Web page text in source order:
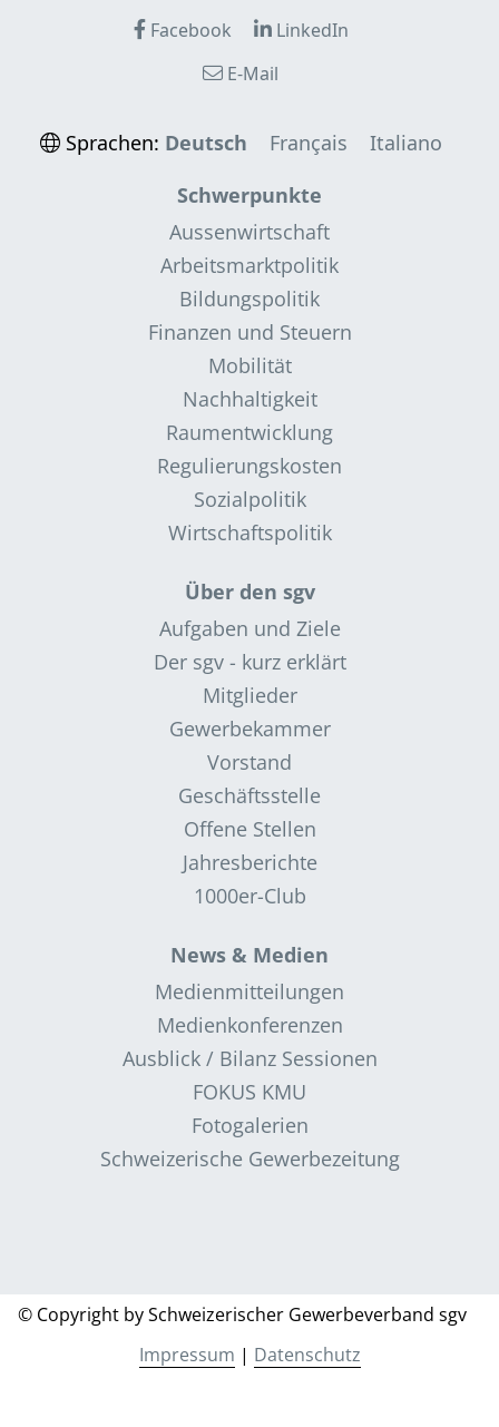
Facebook
LinkedIn
E-Mail
Sprachen: Deutsch Français
Italiano
Schwerpunkte
Aussenwirtschaft
Arbeitsmarktpolitik
Bildungspolitik
Finanzen und Steuern
Mobilität
Nachhaltigkeit
Raumentwicklung
Regulierungskosten
Sozialpolitik
Wirtschaftspolitik
Über den sgv
Aufgaben und Ziele
Der sgv - kurz erklärt
Mitglieder
Gewerbekammer
Vorstand
Geschäftsstelle
Offene Stellen
Jahresberichte
1000er-Club
News & Medien
Medienmitteilungen
Medienkonferenzen
Ausblick / Bilanz Sessionen
FOKUS KMU
Fotogalerien
Schweizerische Gewerbezeitung
© Copyright by Schweizerischer Gewerbeverband sgv
Impressum | Datenschutz